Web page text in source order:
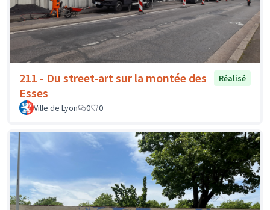
211 - Du street-art sur la montée des
Esses
Réalisé
Ville de Lyon 0 0